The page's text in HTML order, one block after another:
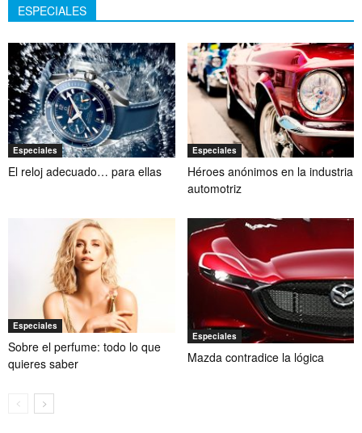
ESPECIALES
Especiales
El reloj adecuado… para ellas
Especiales
Héroes anónimos en la industria
automotriz
Especiales
Sobre el perfume: todo lo que
quieres saber
Especiales
Mazda contradice la lógica